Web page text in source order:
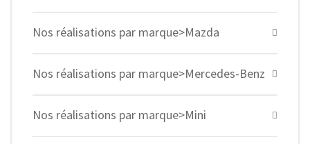
Nos réalisations par marque>Mazda
Nos réalisations par marque>Mercedes-Benz
Nos réalisations par marque>Mini